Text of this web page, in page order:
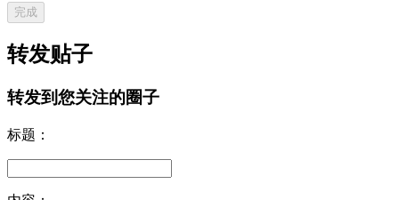
完成
转发贴子
转发到您关注的圈子
标题：